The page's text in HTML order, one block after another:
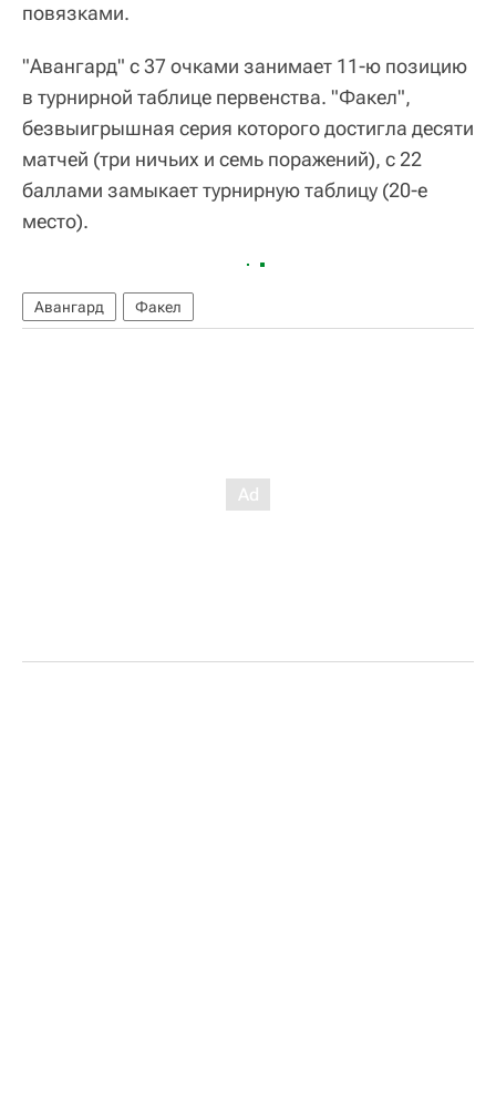
повязками.
"Авангард" с 37 очками занимает 11-ю позицию
в турнирной таблице первенства. "Факел",
безвыигрышная серия которого достигла десяти
матчей (три ничьих и семь поражений), с 22
баллами замыкает турнирную таблицу (20-е
место).
Авангард Факел